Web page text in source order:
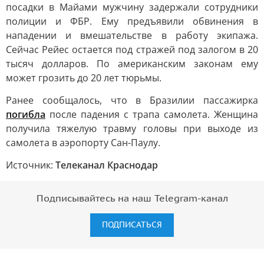
посадки в Майами мужчину задержали сотрудники
полиции и ФБР. Ему предъявили обвинения в
нападении и вмешательстве в работу экипажа.
Сейчас Рейес остается под стражей под залогом в 20
тысяч долларов. По американским законам ему
может грозить до 20 лет тюрьмы.
Ранее сообщалось, что в Бразилии пассажирка
погибла после падения с трапа самолета. Женщина
получила тяжелую травму головы при выходе из
самолета в аэропорту Сан-Паулу.
Источник: Телеканал Краснодар
Подписывайтесь на наш Telegram-канал
ПОДПИСАТЬСЯ